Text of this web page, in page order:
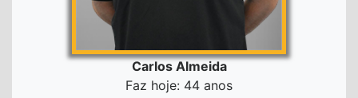
Carlos Almeida
Faz hoje: 44 anos